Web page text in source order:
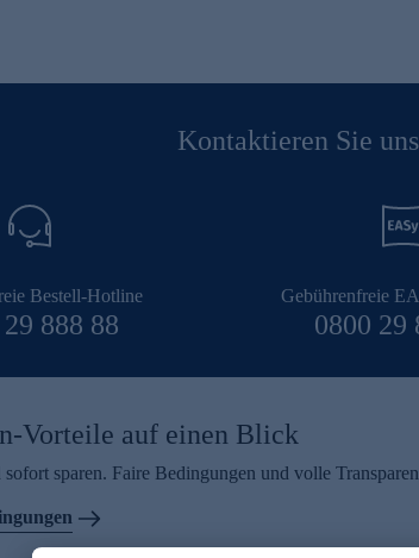
Kontaktieren Sie
Bestell-Hotline
888 88
Gebührenfreie
0800 29
Vorteile auf einen Blick
sparen. Faire Bedingungen und volle